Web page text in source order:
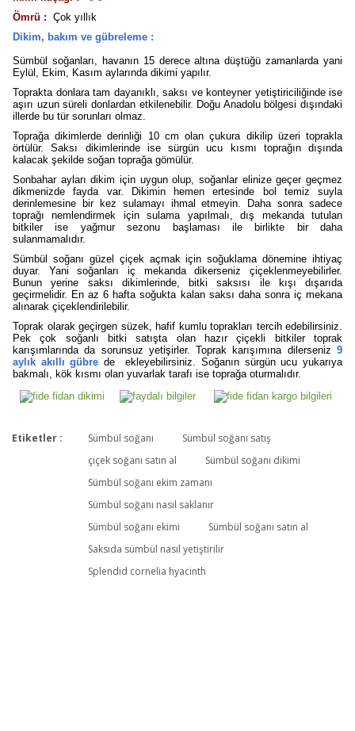
Ömrü : Çok yıllık
Dikim, bakım ve gübreleme :
Sümbül soğanları, havanın 15 derece altına düştüğü zamanlarda yani
Eylül, Ekim, Kasım aylarında dikimi yapılır.
Toprakta donlara tam dayanıklı, saksı ve konteyner yetiştiriciliğinde ise
aşırı uzun süreli donlardan etkilenebilir. Doğu Anadolu bölgesi dışındaki
illerde bu tür sorunları olmaz.
Toprağa dikimlerde derinliği 10 cm olan çukura dikilip üzeri toprakla
örtülür. Saksı dikimlerinde ise sürgün ucu kısmı toprağın dışında
kalacak şekilde soğan toprağa gömülür.
Sonbahar ayları dikim için uygun olup, soğanlar elinize geçer geçmez
dikmenizde fayda var. Dikimin hemen ertesinde bol temiz suyla
derinlemesine bir kez sulamayı ihmal etmeyin. Daha sonra sadece
toprağı nemlendirmek için sulama yapılmalı, dış mekanda tutulan
bitkiler ise yağmur sezonu başlaması ile birlikte bir daha
sulanmamalıdır.
Sümbül soğanı güzel çiçek açmak için soğuklama dönemine ihtiyaç
duyar. Yani soğanları iç mekanda dikerseniz çiçeklenmeyebilirler.
Bunun yerine saksı dikimlerinde, bitki saksısı ile kışı dışarıda
geçirmelidir. En az 6 hafta soğukta kalan saksı daha sonra iç mekana
alınarak çiçeklendirilebilir.
Toprak olarak geçirgen süzek, hafif kumlu toprakları tercih edebilirsiniz.
Pek çok soğanlı bitki satışta olan hazır çiçekli bitkiler toprak
karışımlarında da sorunsuz yetişirler. Toprak karışımına dilerseniz 9
aylık akıllı gübre de ekleyebilirsiniz. Soğanın sürgün ucu yukarıya
bakmalı, kök kısmı olan yuvarlak tarafı ise toprağa oturmalıdır.
Bu ürüne ilk yorumu siz yapın!
Yorum Yaz
Etiketler : Sümbül soğanı
Sümbül soğanı satış
çiçek soğanı satın al
Sümbül soğanı dikimi
Sümbül soğanı ekim zamanı
Sümbül soğanı nasıl saklanır
Sümbül soğanı ekimi
Sümbül soğanı satın al
Saksıda sümbül nasıl yetiştirilir
Splendid cornelia hyacinth